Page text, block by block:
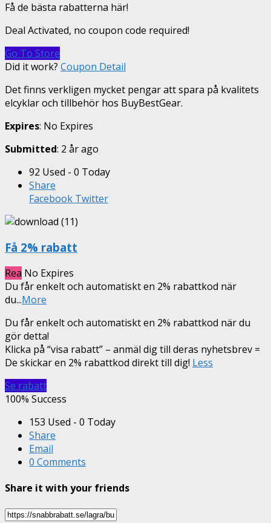
Få de bästa rabatterna här!
Deal Activated, no coupon code required!
Go To Store
Did it work? Coupon Detail
Det finns verkligen mycket pengar att spara på kvalitets
elcyklar och tillbehör hos BuyBestGear.
Expires: No Expires
Submitted: 2 år ago
92 Used - 0 Today
Share
Facebook Twitter
Få 2% rabatt
Rea No Expires
Du får enkelt och automatiskt en 2% rabattkod när
du...More
Du får enkelt och automatiskt en 2% rabattkod när du
gör detta!
Klicka på “visa rabatt” – anmäl dig till deras nyhetsbrev =
De skickar en 2% rabattkod direkt till dig! Less
Se rabatt
100% Success
153 Used - 0 Today
Share
Email
0 Comments
Share it with your friends